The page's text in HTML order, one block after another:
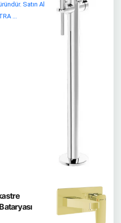
Satın Al
...